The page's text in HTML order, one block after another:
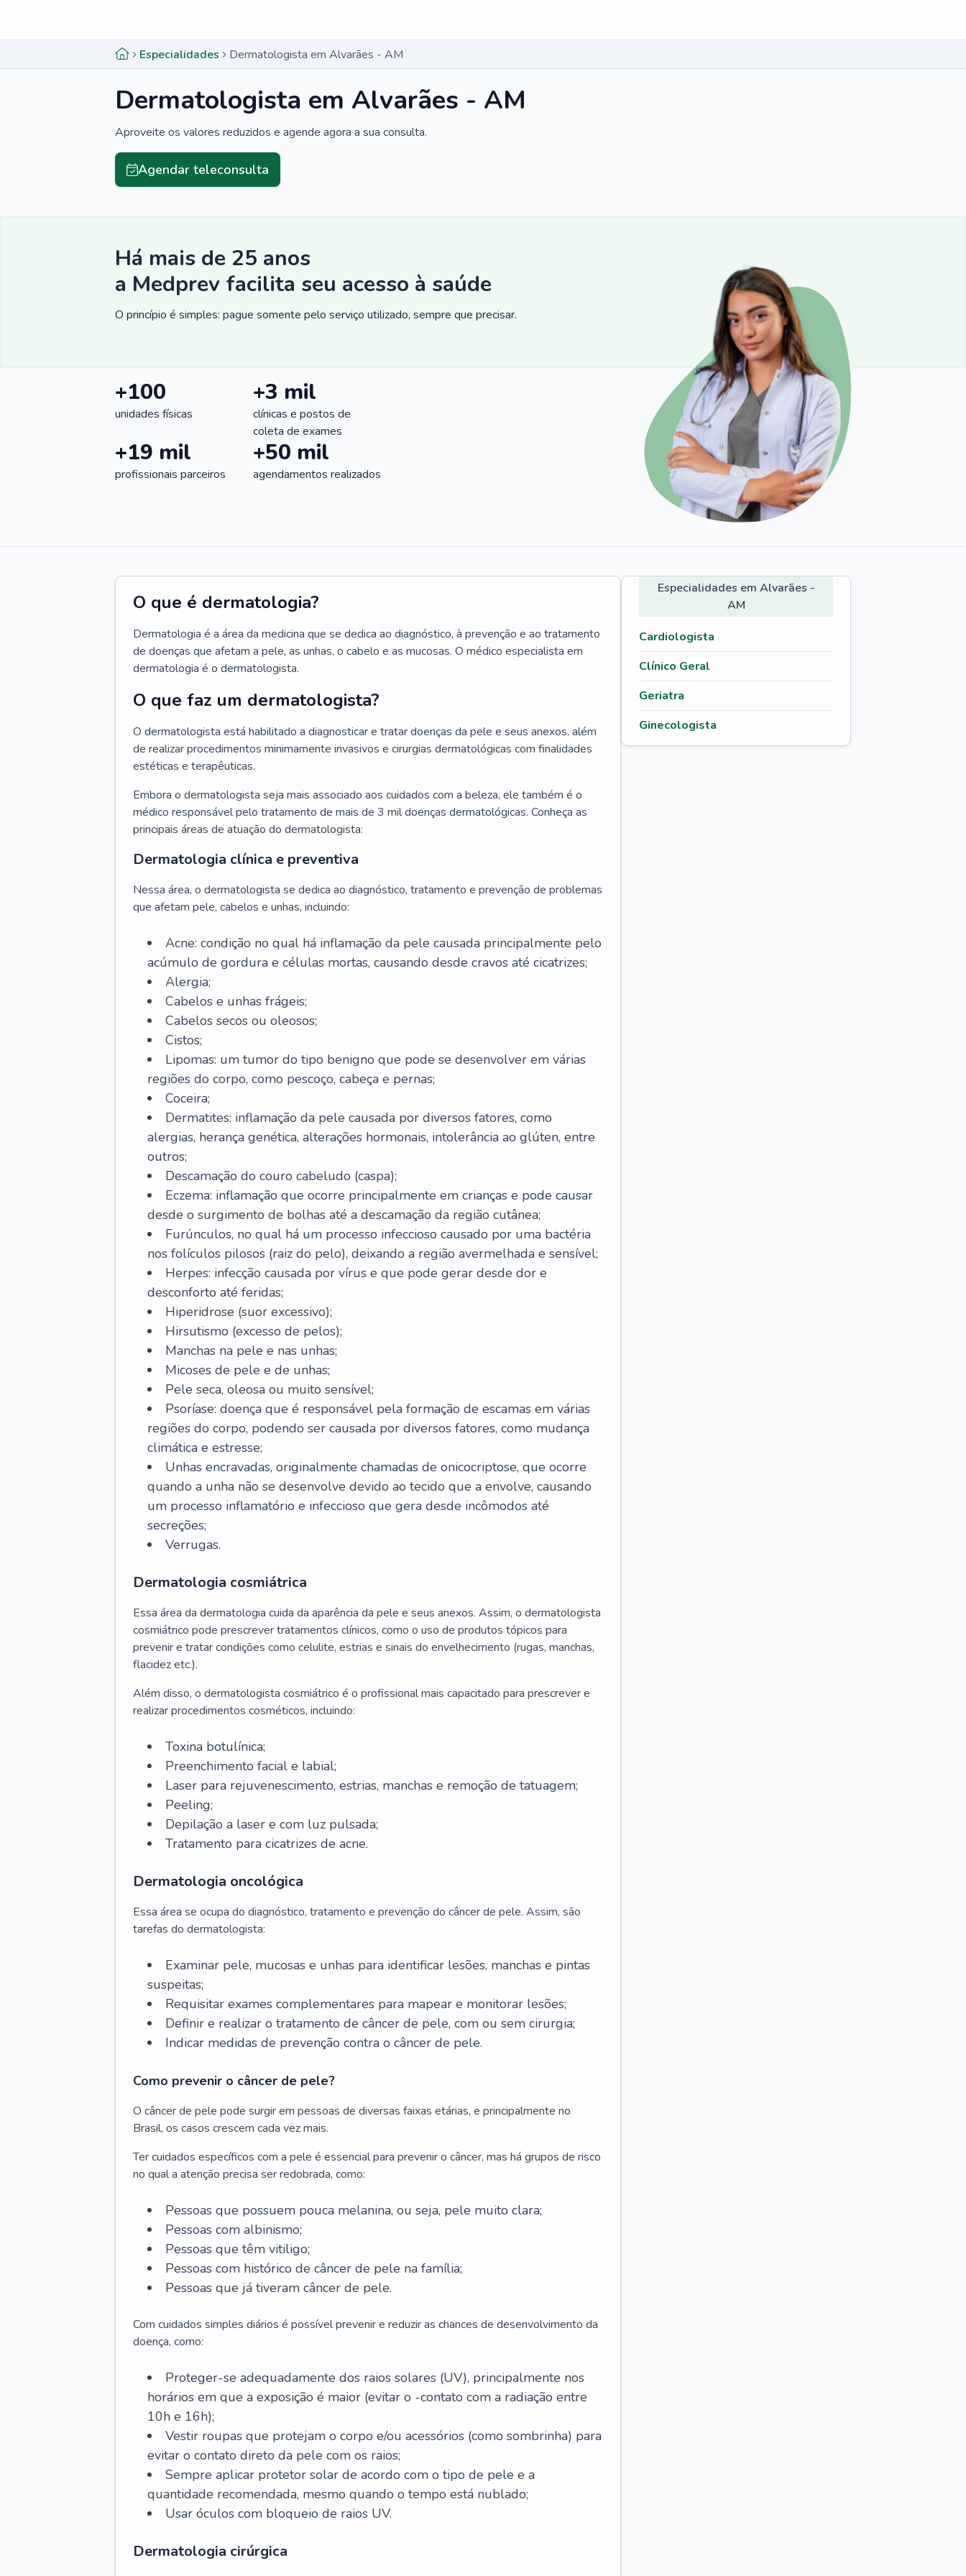
Especialidades Dermatologista em Alvarães - AM
Dermatologista em Alvarães - AM
Aproveite os valores reduzidos e agende agora a sua consulta.
Agendar teleconsulta
Há mais de 25 anos
a Medprev facilita seu acesso à saúde
O princípio é simples: pague somente pelo serviço utilizado, sempre que precisar.
+100
unidades físicas
+3 mil
clínicas e postos de
coleta de exames
+19 mil
profissionais parceiros
+50 mil
agendamentos realizados
O que é dermatologia?
Dermatologia é a área da medicina que se dedica ao diagnóstico, à prevenção e ao tratamento
de doenças que afetam a pele, as unhas, o cabelo e as mucosas. O médico especialista em
dermatologia é o dermatologista.
O que faz um dermatologista?
O dermatologista está habilitado a diagnosticar e tratar doenças da pele e seus anexos, além
de realizar procedimentos minimamente invasivos e cirurgias dermatológicas com finalidades
estéticas e terapêuticas.
Embora o dermatologista seja mais associado aos cuidados com a beleza, ele também é o
médico responsável pelo tratamento de mais de 3 mil doenças dermatológicas. Conheça as
principais áreas de atuação do dermatologista:
Dermatologia clínica e preventiva
Nessa área, o dermatologista se dedica ao diagnóstico, tratamento e prevenção de problemas
que afetam pele, cabelos e unhas, incluindo:
Acne: condição no qual há inflamação da pele causada principalmente pelo
acúmulo de gordura e células mortas, causando desde cravos até cicatrizes;
Alergia;
Cabelos e unhas frágeis;
Cabelos secos ou oleosos;
Cistos;
Lipomas: um tumor do tipo benigno que pode se desenvolver em várias
regiões do corpo, como pescoço, cabeça e pernas;
Coceira;
Dermatites: inflamação da pele causada por diversos fatores, como
alergias, herança genética, alterações hormonais, intolerância ao glúten, entre
outros;
Descamação do couro cabeludo (caspa);
Eczema: inflamação que ocorre principalmente em crianças e pode causar
desde o surgimento de bolhas até a descamação da região cutânea;
Furúnculos, no qual há um processo infeccioso causado por uma bactéria
nos folículos pilosos (raiz do pelo), deixando a região avermelhada e sensível;
Herpes: infecção causada por vírus e que pode gerar desde dor e
desconforto até feridas;
Hiperidrose (suor excessivo);
Hirsutismo (excesso de pelos);
Manchas na pele e nas unhas;
Micoses de pele e de unhas;
Pele seca, oleosa ou muito sensível;
Psoríase: doença que é responsável pela formação de escamas em várias
regiões do corpo, podendo ser causada por diversos fatores, como mudança
climática e estresse;
Unhas encravadas, originalmente chamadas de onicocriptose, que ocorre
quando a unha não se desenvolve devido ao tecido que a envolve, causando
um processo inflamatório e infeccioso que gera desde incômodos até
secreções;
Verrugas.
Dermatologia cosmiátrica
Essa área da dermatologia cuida da aparência da pele e seus anexos. Assim, o dermatologista
cosmiátrico pode prescrever tratamentos clínicos, como o uso de produtos tópicos para
prevenir e tratar condições como celulite, estrias e sinais do envelhecimento (rugas, manchas,
flacidez etc.).
Além disso, o dermatologista cosmiátrico é o profissional mais capacitado para prescrever e
realizar procedimentos cosméticos, incluindo:
Toxina botulínica;
Preenchimento facial e labial;
Laser para rejuvenescimento, estrias, manchas e remoção de tatuagem;
Peeling;
Depilação a laser e com luz pulsada;
Tratamento para cicatrizes de acne.
Dermatologia oncológica
Essa área se ocupa do diagnóstico, tratamento e prevenção do câncer de pele. Assim, são
tarefas do dermatologista:
Examinar pele, mucosas e unhas para identificar lesões, manchas e pintas
suspeitas;
Requisitar exames complementares para mapear e monitorar lesões;
Definir e realizar o tratamento de câncer de pele, com ou sem cirurgia;
Indicar medidas de prevenção contra o câncer de pele.
Como prevenir o câncer de pele?
O câncer de pele pode surgir em pessoas de diversas faixas etárias, e principalmente no
Brasil, os casos crescem cada vez mais.
Ter cuidados específicos com a pele é essencial para prevenir o câncer, mas há grupos de risco
no qual a atenção precisa ser redobrada, como:
Pessoas que possuem pouca melanina, ou seja, pele muito clara;
Pessoas com albinismo;
Pessoas que têm vitiligo;
Pessoas com histórico de câncer de pele na família;
Pessoas que já tiveram câncer de pele.
Com cuidados simples diários é possível prevenir e reduzir as chances de desenvolvimento da
doença, como:
Proteger-se adequadamente dos raios solares (UV), principalmente nos
horários em que a exposição é maior (evitar o -contato com a radiação entre
10h e 16h);
Vestir roupas que protejam o corpo e/ou acessórios (como sombrinha) para
evitar o contato direto da pele com os raios;
Sempre aplicar protetor solar de acordo com o tipo de pele e a
quantidade recomendada, mesmo quando o tempo está nublado;
Usar óculos com bloqueio de raios UV.
Dermatologia cirúrgica
Especialidades em Alvarães -
AM
Cardiologista
Clínico Geral
Geriatra
Ginecologista